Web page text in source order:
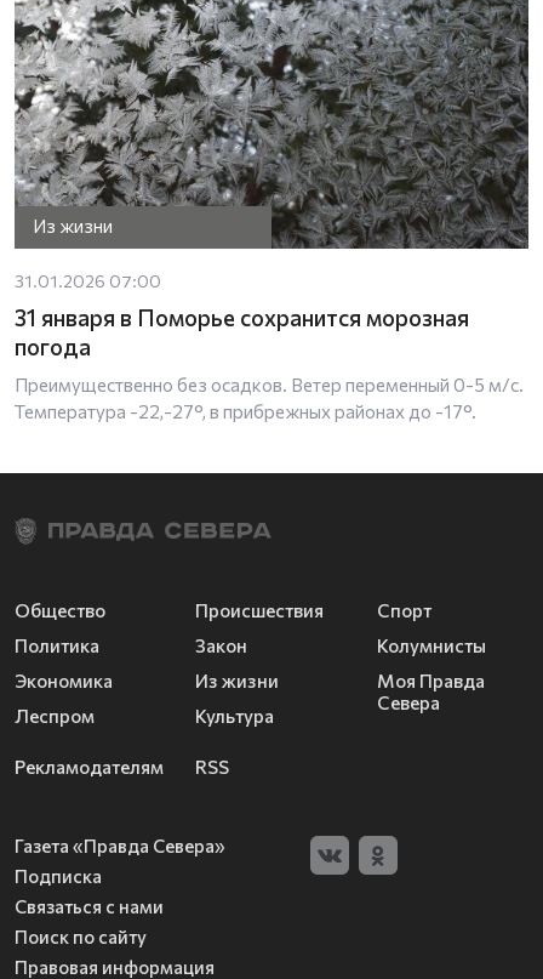
Из жизни
31.01.2026 07:00
31 января в Поморье сохранится морозная
погода
Преимущественно без осадков. Ветер переменный 0-5 м/с.
Температура -22,-27°, в прибрежных районах до -17°.
Общество
Политика
Экономика
Леспром
Происшествия
Закон
Из жизни
Культура
Спорт
Колумнисты
Моя Правда
Севера
Рекламодателям RSS
Газета «Правда Севера»
Подписка
Связаться с нами
Поиск по сайту
Правовая информация